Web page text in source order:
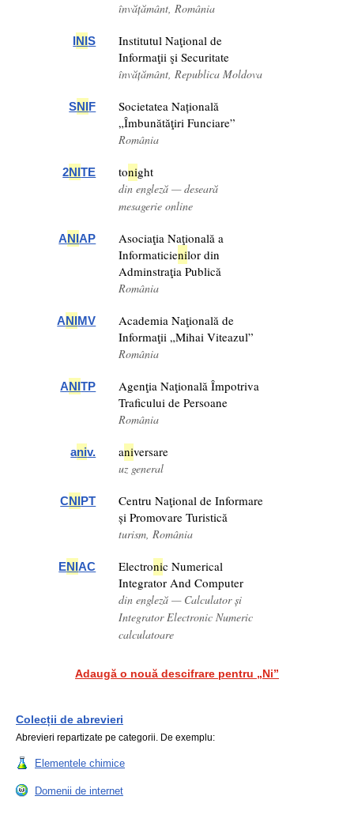
învățământ, România
INIS
Institutul Naţional de
Informaţii şi Securitate
învățământ, Republica Moldova
SNIF
Societatea Națională
„Îmbunătăţiri Funciare”
România
2NITE tonight
din engleză — deseară
mesagerie online
ANIAP
Asociaţia Naţională a
Informaticienilor din
Adminstraţia Publică
România
ANIMV
Academia Naţională de
Informaţii „Mihai Viteazul”
România
ANITP
Agenţia Naţională Împotriva
Traficului de Persoane
România
aniv. aniversare
uz general
CNIPT
Centru Naţional de Informare
și Promovare Turistică
turism, România
ENIAC Electronic Numerical
Integrator And Computer
din engleză — Calculator și
Integrator Electronic Numeric
calculatoare
Adaugă o nouă descifrare pentru „Ni”
Colecții de abrevieri
Abrevieri repartizate pe categorii. De exemplu:
Elementele chimice
Domenii de internet